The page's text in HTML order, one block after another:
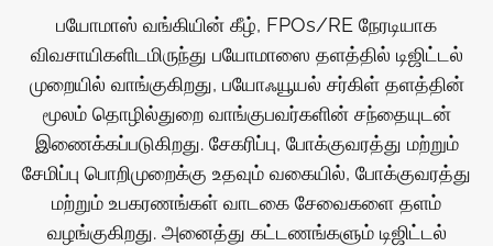
பயோமாஸ் வங்கியின் கீழ், FPOs/RE நேரடியாக
விவசாயிகளிடமிருந்து பயோமாஸை தளத்தில் டிஜிட்டல்
முறையில் வாங்குகிறது, பயோஃயூயல் சர்கிள் தளத்தின்
மூலம் தொழில்துறை வாங்குபவர்களின் சந்தையுடன்
இணைக்கப்படுகிறது. சேகரிப்பு, போக்குவரத்து மற்றும்
சேமிப்பு பொறிமுறைக்கு உதவும் வகையில், போக்குவரத்து
மற்றும் உபகரணங்கள் வாடகை சேவைகளை தளம்
வழங்குகிறது. அனைத்து கட்டணங்களும் டிஜிட்டல்